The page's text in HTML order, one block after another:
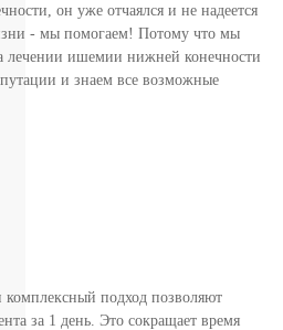
он уже отчаялся и не надеется
- мы помогаем! Потому что мы
лечении ишемии нижней конечности
и знаем все возможные
комплексный подход позволяют
за 1 день. Это сокращает время